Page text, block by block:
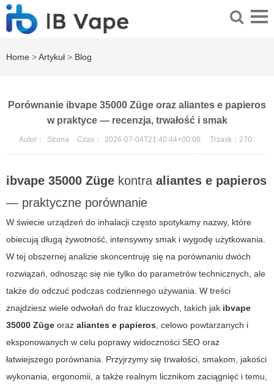
Home >Artykuł > Blog
Porównanie ibvape 35000 Züge oraz aliantes e papieros
w praktyce — recenzja, trwałość i smak
Autor： Strona Czas： 2026-07-04T21:40:44+00:00 Trzask： 270
ibvape 35000 Züge kontra aliantes e papieros
— praktyczne porównanie
W świecie urządzeń do inhalacji często spotykamy nazwy, które
obiecują długą żywotność, intensywny smak i wygodę użytkowania.
W tej obszernej analizie skoncentruję się na porównaniu dwóch
rozwiązań, odnosząc się nie tylko do parametrów technicznych, ale
także do odczuć podczas codziennego używania. W treści
znajdziesz wiele odwołań do fraz kluczowych, takich jak ibvape
35000 Züge oraz aliantes e papieros, celowo powtarzanych i
eksponowanych w celu poprawy widoczności SEO oraz
łatwiejszego porównania. Przyjrzymy się trwałości, smakom, jakości
wykonania, ergonomii, a także realnym licznikom zaciągnięć i temu,